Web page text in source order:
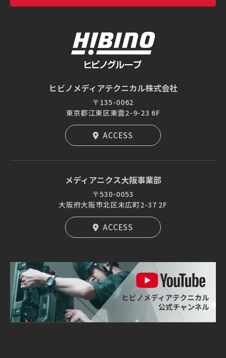
ヒビノメディアテクニカル株式会社
〒135-0062
東京都江東区東雲2-9-23 6F
ACCESS
メディアニクス大阪事業部
〒530-0053
大阪府大阪市北区末広町2-37 2F
ACCESS